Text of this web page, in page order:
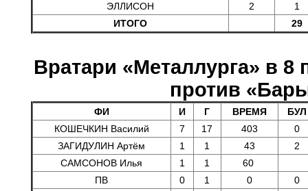
ЭЛЛИСОН
2
1
ИТОГО
29
Вратари «Металлурга» в 8
против
ФИ И Г ВРЕМЯ
БУЛ
КОШЕЧКИН Василий
7 17 403
0
ЗАГИДУЛИН Артём
1 1 43
2
САМСОНОВ Илья
1 1
60
ПВ
0 1 0
0